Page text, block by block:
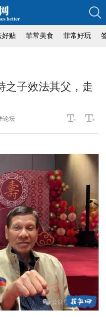
好贴 菲常美食 菲常好玩
子效法其父，走
论坛